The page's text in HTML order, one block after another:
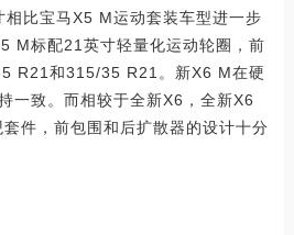
相比宝马X5 M运动套装车型进一步
M标配21英寸轻量化运动轮圈，前
R21和315/35 R21。新X6 M在硬
一致。而相较于全新X6，全新X6
件，前包围和后扩散器的设计十分